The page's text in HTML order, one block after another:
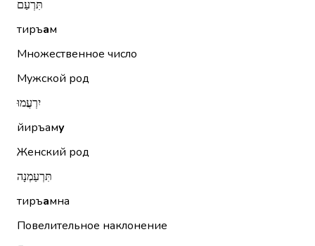
תִּרְעַם
тиръам
Множественное число
Мужской род
יִרְעֲמוּ
йиръаму
Женский род
תִּרְעַמְנָה
тиръамна
Повелительное наклонение